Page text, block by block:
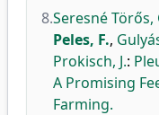
8.Seresné Törős,
Peles, F.,
Prokisch, J.:
A Promising
Farming.